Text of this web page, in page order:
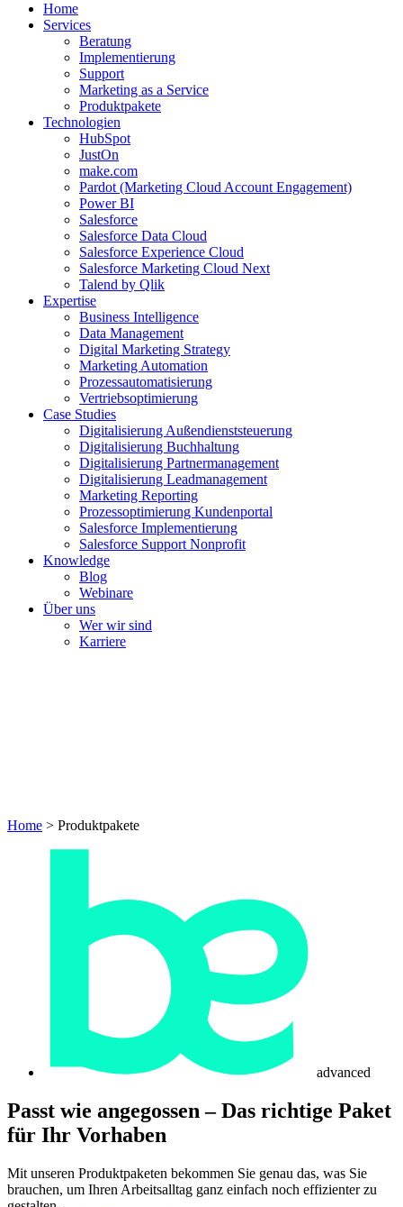
Home
Services
Beratung
Implementierung
Support
Marketing as a Service
Produktpakete
Technologien
HubSpot
JustOn
make.com
Pardot (Marketing Cloud Account Engagement)
Power BI
Salesforce
Salesforce Data Cloud
Salesforce Experience Cloud
Salesforce Marketing Cloud Next
Talend by Qlik
Expertise
Business Intelligence
Data Management
Digital Marketing Strategy
Marketing Automation
Prozessautomatisierung
Vertriebsoptimierung
Case Studies
Digitalisierung Außendienststeuerung
Digitalisierung Buchhaltung
Digitalisierung Partnermanagement
Digitalisierung Leadmanagement
Marketing Reporting
Prozessoptimierung Kundenportal
Salesforce Implementierung
Salesforce Support Nonprofit
Knowledge
Blog
Webinare
Über uns
Wer wir sind
Karriere
Home > Produktpakete
advanced
Passt wie angegossen –Das richtige Paket
für Ihr Vorhaben
Mit unseren Produktpaketen bekommen Sie genau das, was Sie
brauchen, um Ihren Arbeitsalltag ganz einfach noch effizienter zu